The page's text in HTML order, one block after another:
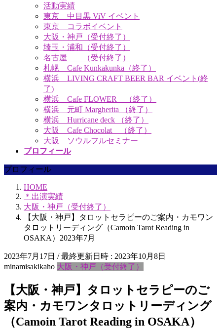
活動実績
東京 中目黒 ViV イベント
東京 コラボイベント
大阪・神戸（受付終了）
埼玉・浦和（受付終了）
名古屋 （受付終了）
札幌 Cafe Kunkakunka（終了）
横浜 LIVING CRAFT BEER BAR イベント(終
了)
横浜 Cafe FLOWER （終了）
横浜 元町 Margherita （終了）
横浜 Hurricane deck （終了）
大阪 Cafe Chocolat （終了）
大阪 ソウルフルセミナー
プロフィール
プロフィール
HOME
＊出演実績
大阪・神戸（受付終了）
【大阪・神戸】タロットセラピーのご案内・カモワン
タロットリーディング（Camoin Tarot Reading in
OSAKA）2023年7月
2023年7月17日 / 最終更新日時 : 2023年10月8日
minamisakikaho 大阪・神戸（受付終了）
【大阪・神戸】タロットセラピーのご
案内・カモワンタロットリーディング
（Camoin Tarot Reading in OSAKA）